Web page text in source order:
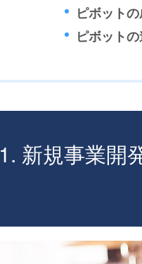
ピボット
ピボット
1. 新規事業開